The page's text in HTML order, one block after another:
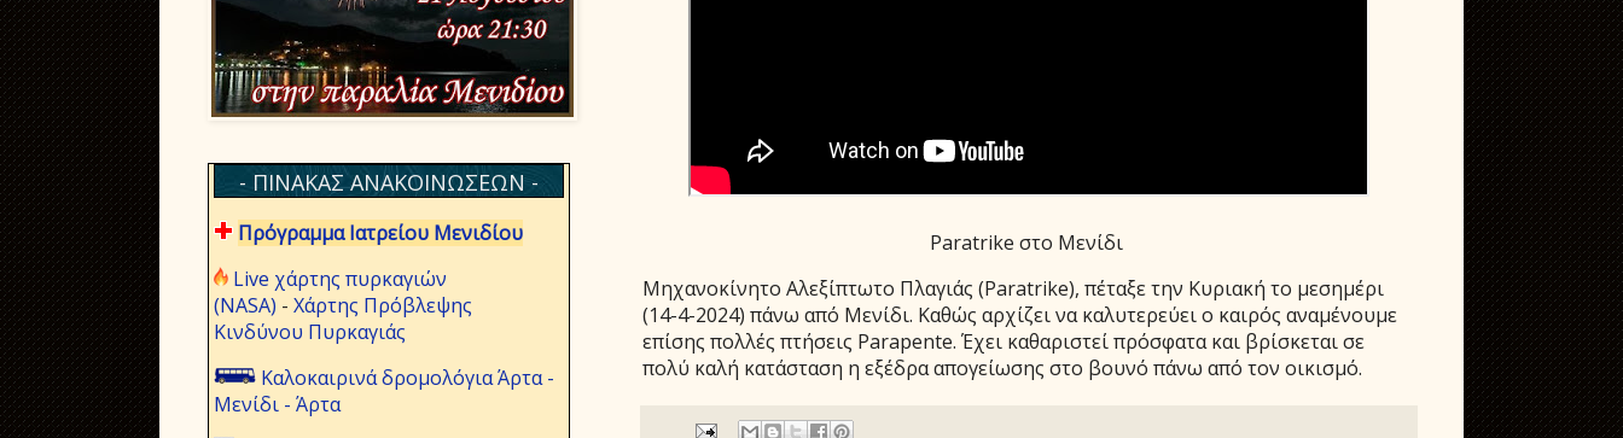
Paratrike στο Μενίδι
Μηχανοκίνητο Αλεξίπτωτο Πλαγιάς (Paratrike), πέταξε την Κυριακή το μεσημέρι
(14-4-2024) πάνω από Μενίδι. Καθώς αρχίζει να καλυτερεύει ο καιρός αναμένουμε
επίσης πολλές πτήσεις Parapente. Έχει καθαριστεί πρόσφατα και βρίσκεται σε
πολύ καλή κατάσταση η εξέδρα απογείωσης στο βουνό πάνω από τον οικισμό.
- ΠΙΝΑΚΑΣ ΑΝΑΚΟΙΝΩΣΕΩΝ -
Πρόγραμμα Ιατρείου Μενιδίου
Live χάρτης πυρκαγιών
(NASA) - Χάρτης Πρόβλεψης
Κινδύνου Πυρκαγιάς
Καλοκαιρινά δρομολόγια Άρτα -
Μενίδι - Άρτα